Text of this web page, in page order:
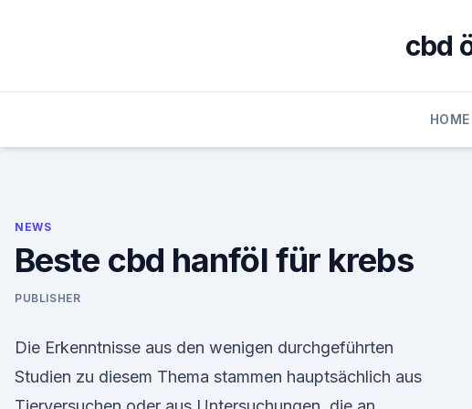
cbd
HOME
NEWS
Beste cbd hanföl für krebs
PUBLISHER
Die Erkenntnisse aus den wenigen durchgeführten
Studien zu diesem Thema stammen hauptsächlich aus